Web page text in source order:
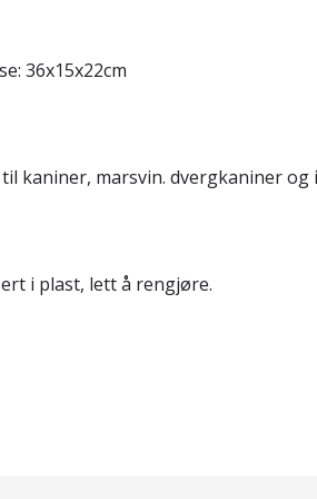
36x15x22cm
til kaniner, marsvin. dvergkaniner og
i plast, lett å rengjøre.